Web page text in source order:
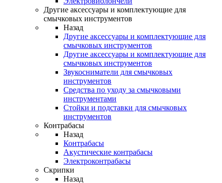
Другие аксессуары и комплектующие для
смычковых инструментов
Назад
Другие аксессуары и комплектующие для
смычковых инструментов
Другие аксессуары и комплектующие для
смычковых инструментов
Звукосниматели для смычковых
инструментов
Средства по уходу за смычковыми
инструментами
Стойки и подставки для смычковых
инструментов
Контрабасы
Назад
Контрабасы
Акустические контрабасы
Электроконтрабасы
Скрипки
Назад